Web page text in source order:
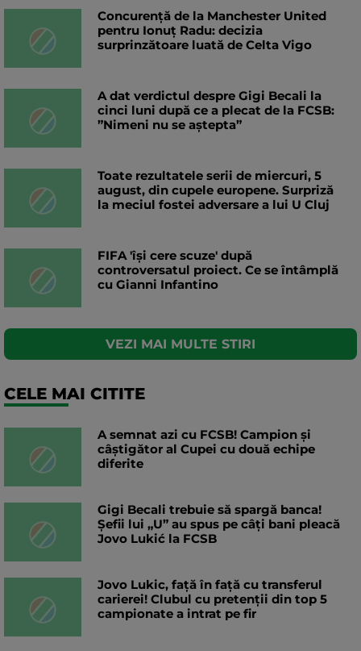
Concurență de la Manchester United
pentru Ionuț Radu: decizia
surprinzătoare luată de Celta Vigo
A dat verdictul despre Gigi Becali la
cinci luni după ce a plecat de la FCSB:
”Nimeni nu se aștepta”
Toate rezultatele serii de miercuri, 5
august, din cupele europene. Surpriză
la meciul fostei adversare a lui U Cluj
FIFA 'își cere scuze' după
controversatul proiect. Ce se întâmplă
cu Gianni Infantino
VEZI MAI MULTE STIRI
CELE MAI CITITE
A semnat azi cu FCSB! Campion și
câștigător al Cupei cu două echipe
diferite
Gigi Becali trebuie să spargă banca!
Șefii lui „U” au spus pe câți bani pleacă
Jovo Lukić la FCSB
Jovo Lukic, față în față cu transferul
carierei! Clubul cu pretenții din top 5
campionate a intrat pe fir